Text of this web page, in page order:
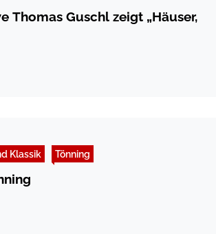
Thomas Guschl zeigt „Häuser,
Klassik Tönning